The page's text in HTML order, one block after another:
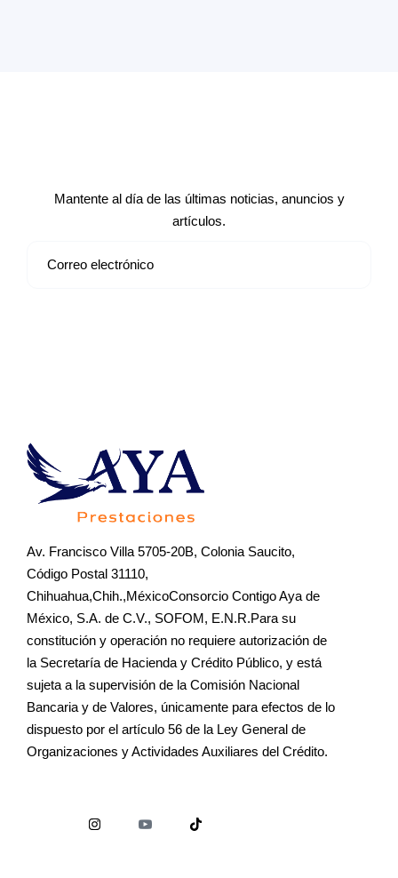
Mantente al día de las últimas noticias, anuncios y
artículos.
Av. Francisco Villa 5705-20B, Colonia Saucito,
Código Postal 31110,
Chihuahua,Chih.,MéxicoConsorcio Contigo Aya de
México, S.A. de C.V., SOFOM, E.N.R.Para su
constitución y operación no requiere autorización de
la Secretaría de Hacienda y Crédito Público, y está
sujeta a la supervisión de la Comisión Nacional
Bancaria y de Valores, únicamente para efectos de lo
dispuesto por el artículo 56 de la Ley General de
Organizaciones y Actividades Auxiliares del Crédito.